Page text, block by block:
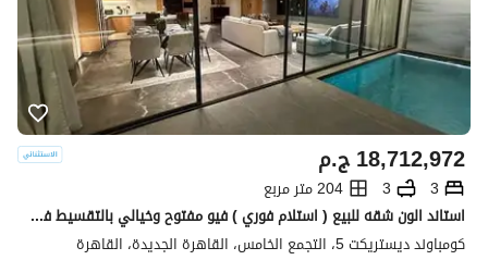
ج.م18,712,972
3
3
204 متر مربع
استاند الون شقه للبيع ( استلام فوري ) فيو مفتوح وخيالي بالتقسيط في كمبوند ديستركت 5 في التجمع الخامس بجوار نيو قطاميه
كومباوند ديستريكت 5، التجمع الخامس، القاهرة الجديدة، القاهرة